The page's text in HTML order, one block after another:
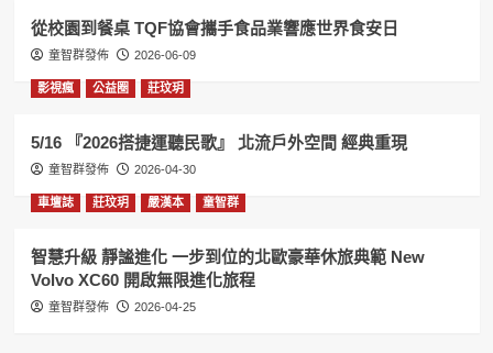
從校園到餐桌 TQF協會攜手食品業響應世界食安日
童智群發佈 2026-06-09
影視瘋 公益圈 莊玟玥
5/16 『2026搭捷運聽民歌』 北流戶外空間 經典重現
童智群發佈 2026-04-30
車壇誌 莊玟玥 嚴漢本 童智群
智慧升級 靜謐進化 一步到位的北歐豪華休旅典範 New
Volvo XC60 開啟無限進化旅程
童智群發佈 2026-04-25